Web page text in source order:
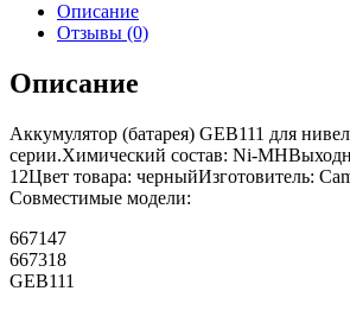
Описание
Отзывы (0)
Описание
Аккумулятор (батарея) GEB111 для
серии.Химический состав: Ni-
12Цвет товара: черныйИзготовитель:
Совместимые модели:
667147
667318
GEB111